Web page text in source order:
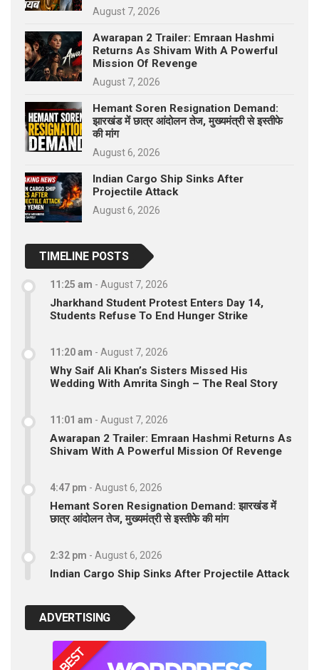
August 7, 2026
Awarapan 2 Trailer: Emraan Hashmi
Returns As Shivam With A Powerful
Mission Of Revenge
August 7, 2026
Hemant Soren Resignation Demand:
झारखंड में छात्र आंदोलन तेज, मुख्यमंत्री से इस्तीफे
की मांग
August 6, 2026
Indian Cargo Ship Sinks After
Projectile Attack
August 6, 2026
TIMELINE POSTS
11:25 am - August 7, 2026
Jharkhand Student Protest Enters Day 14,
Students Refuse To End Hunger Strike
11:20 am - August 7, 2026
Why Saif Ali Khan’s Sisters Missed His
Wedding With Amrita Singh – The Real Story
11:01 am - August 7, 2026
Awarapan 2 Trailer: Emraan Hashmi Returns As
Shivam With A Powerful Mission Of Revenge
4:47 pm - August 6, 2026
Hemant Soren Resignation Demand: झारखंड में
छात्र आंदोलन तेज, मुख्यमंत्री से इस्तीफे की मांग
2:32 pm - August 6, 2026
Indian Cargo Ship Sinks After Projectile Attack
ADVERTISING